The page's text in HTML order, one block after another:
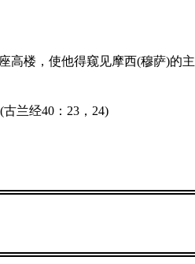
高楼，使他得窥见摩西(穆萨)的主
兰经40：23，24)